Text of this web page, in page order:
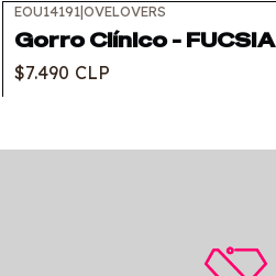
EOU14191|OVELOVERS
Gorro Clínico - FUCSIA
$7.490 CLP